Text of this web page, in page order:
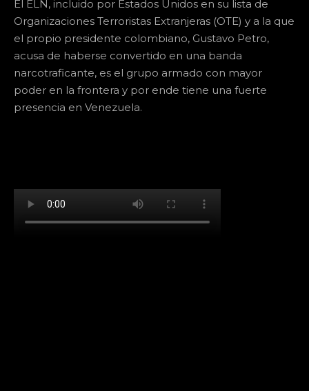
El ELN, incluido por Estados Unidos en su lista de
Organizaciones Terroristas Extranjeras (OTE) y a la que
el propio presidente colombiano, Gustavo Petro,
acusa de haberse convertido en una banda
narcotraficante, es el grupo armado con mayor
poder en la frontera y por ende tiene una fuerte
presencia en Venezuela.